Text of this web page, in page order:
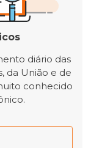
diário das
da União e de
conhecido